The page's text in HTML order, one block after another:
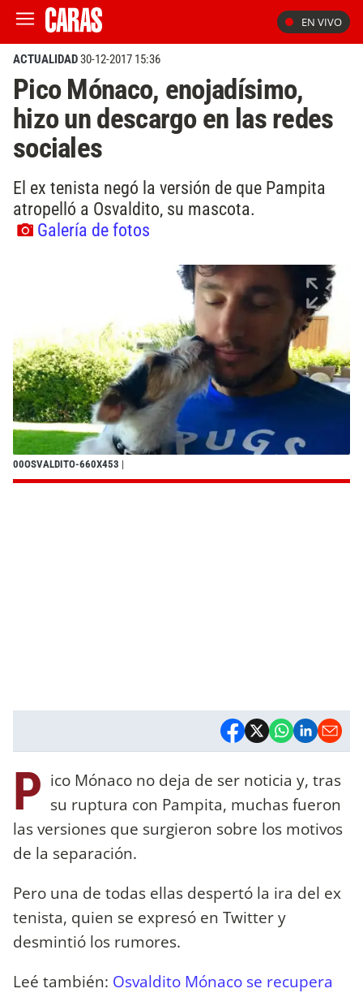
EN VIVO
ACTUALIDAD30-12-2017 15:36
Pico Mónaco, enojadísimo,
hizo un descargo en las redes
sociales
El ex tenista negó la versión de que Pampita
atropelló a Osvaldito, su mascota.
Galería de fotos
00OSVALDITO-660X453 |
P ico Mónaco no deja de ser noticia y, tras
su ruptura con Pampita, muchas fueron
las versiones que surgieron sobre los motivos
de la separación.
Pero una de todas ellas despertó la ira del ex
tenista, quien se expresó en Twitter y
desmintió los rumores.
Leé también: Osvaldito Mónaco se recupera